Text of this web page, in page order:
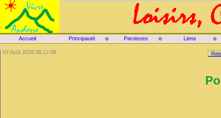
07 Août 2026 05:17:08
Accueil Principauté Paroisses Liens